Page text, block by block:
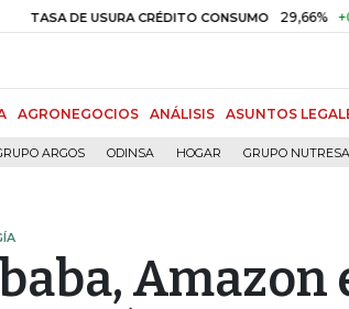
DE USURA CRÉDITO CONSUMO 29,66% +0,87%
AGRONEGOCIOS ANÁLISIS ASUNTOS
ARGOS ODINSA HOGAR GRUPO NUTRESA
Amazon